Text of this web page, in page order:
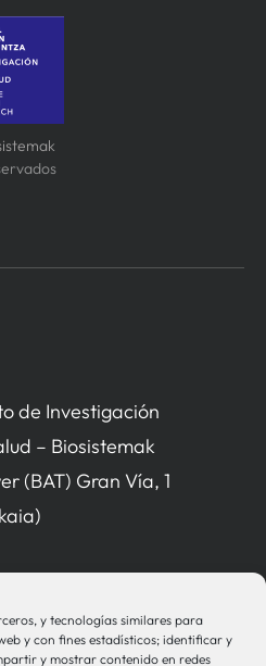
y tecnologías similares para
y con fines estadísticos; identificar y
y mostrar contenido en redes
de Investigación
– Biosistemak
(BAT) Gran Vía, 1
sistemak.eus